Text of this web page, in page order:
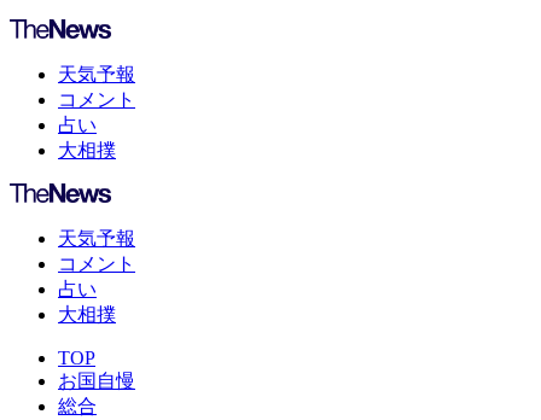
天気予報
コメント
占い
大相撲
天気予報
コメント
占い
大相撲
TOP
お国自慢
総合